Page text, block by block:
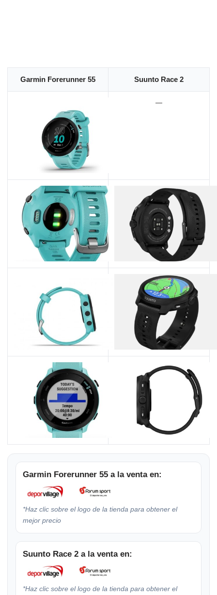
Garmin Forerunner 55 Suunto Race 2
—
Garmin Forerunner 55 a la venta en:
*Haz clic sobre el logo de la tienda para obtener el
mejor precio
Suunto Race 2 a la venta en:
*Haz clic sobre el logo de la tienda para obtener el